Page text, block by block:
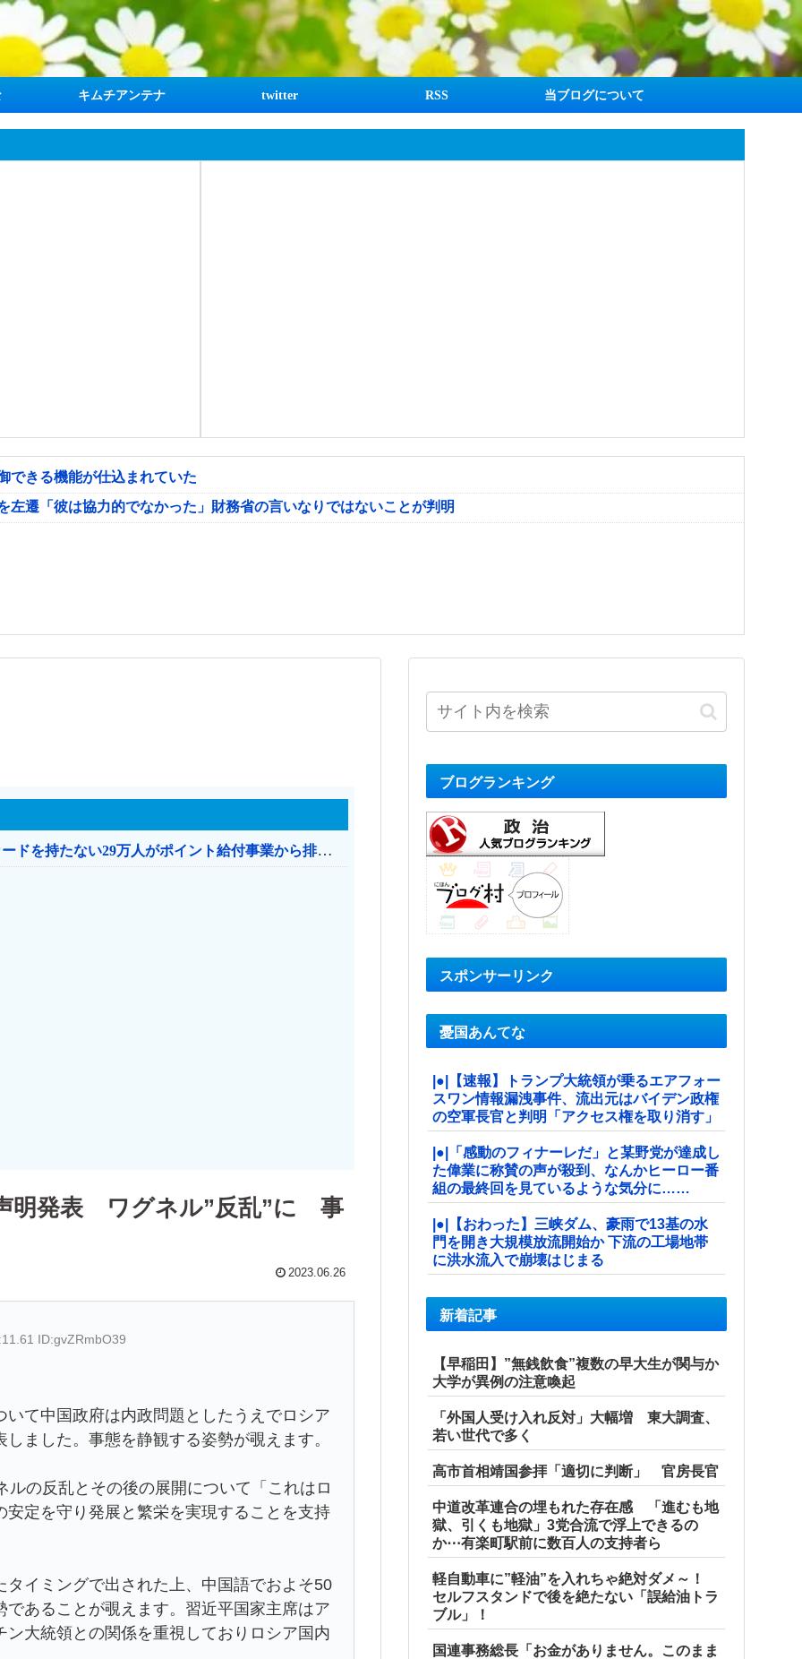
キムチアンテナ twitter RSS 当ブログについて
できる機能が仕込まれていた
遷「彼は協力的でなかった」財務省の言いなりではないことが判明
共産党「これは酷い…京都市でマイナンバーカードを持たない29万人がポイント給付事業から排除された」
明発表 ワグネル”反乱”に 事
2023.06.26
ID:gvZRmbO39
て中国政府は内政問題としたうえでロシア
ました。事態を静観する姿勢が覗えます。
の反乱とその後の展開について「これはロ
定を守り発展と繁栄を実現することを支持
イミングで出された上、中国語でおよそ50
あることが覗えます。習近平国家主席はア
大統領との関係を重視しておりロシア国内
ブログランキング
スポンサーリンク
憂国あんてな
|●|【速報】トランプ大統領が乗るエアフォー
スワン情報漏洩事件、流出元はバイデン政権
の空軍長官と判明「アクセス権を取り消す」
|●|「感動のフィナーレだ」と某野党が達成し
た偉業に称賛の声が殺到、なんかヒーロー番
組の最終回を見ているような気分に……
|●|【おわった】三峡ダム、豪雨で13基の水
門を開き大規模放流開始か 下流の工場地帯
に洪水流入で崩壊はじまる
新着記事
【早稲田】”無銭飲食”複数の早大生が関与か
大学が異例の注意喚起
「外国人受け入れ反対」大幅増 東大調査、
若い世代で多く
高市首相靖国参拝「適切に判断」 官房長官
中道改革連合の埋もれた存在感 「進むも地
獄、引くも地獄」3党合流で浮上できるの
か⋯有楽町駅前に数百人の支持者ら
軽自動車に”軽油”を入れちゃ絶対ダメ～！
セルフスタンドで後を絶たない「誤給油トラ
ブル」！
国連事務総長「お金がありません。このまま